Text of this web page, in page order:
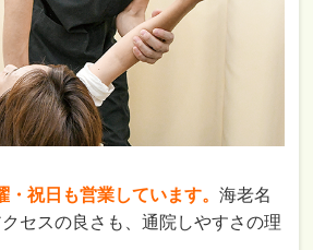
・祝日も営業しています。海老名
セスの良さも、通院しやすさの理